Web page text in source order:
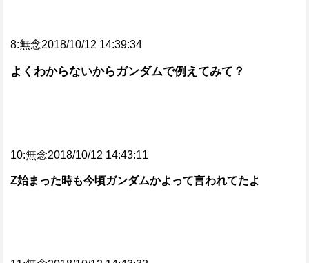
8:無念2018/10/12 14:39:34
よくわからないからガンダムで例えてみて？
10:無念2018/10/12 14:43:11
Z始まった時も今頃ガンダムかよって言われてたよ